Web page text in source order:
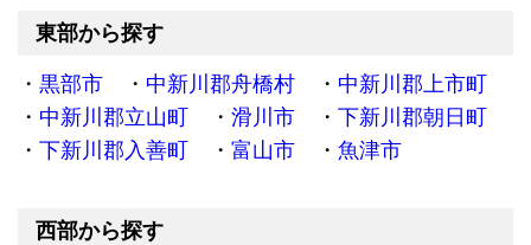
東部から探す
黒部市 中新川郡舟橋村
中新川郡上市町
中新川郡立山町
滑川市
下新川郡朝日町
下新川郡入善町
富山市 魚津市
西部から探す